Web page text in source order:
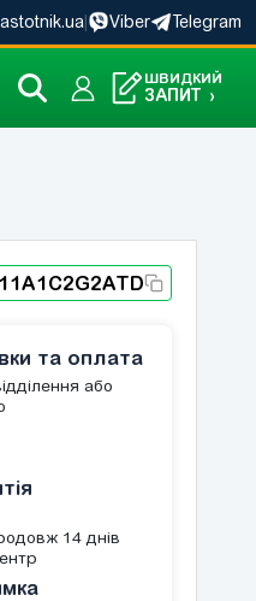
Viber Telegram
ШВИДКИЙ
ЗАПИТ ›
та оплата
або
14 днів